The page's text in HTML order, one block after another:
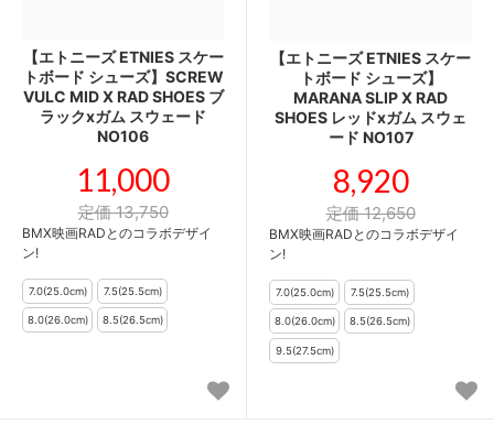
【エトニーズ ETNIES スケー
トボード シューズ】SCREW
VULC MID X RAD SHOES ブ
ラックxガム スウェード
NO106
11,000
定価 13,750
BMX映画RADとのコラボデザイ
ン!
【エトニーズ ETNIES スケー
トボード シューズ】
MARANA SLIP X RAD
SHOES レッドxガム スウェ
ード NO107
8,920
定価 12,650
BMX映画RADとのコラボデザイ
ン!